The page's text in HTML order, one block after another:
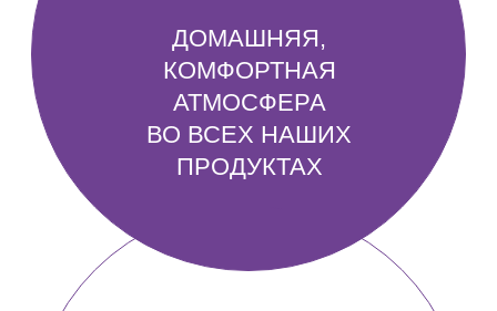
ИП Костюченко Арина Алексеевна
322508100018932
501 006 981 651
Политика конфиденциальности